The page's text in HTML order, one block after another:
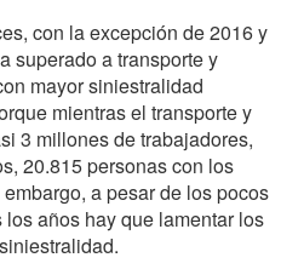
con la excepción de 2016 y
superado a transporte y
mayor siniestralidad
mientras el transporte y
3 millones de trabajadores,
20.815 personas con los
a pesar de los pocos
años hay que lamentar los